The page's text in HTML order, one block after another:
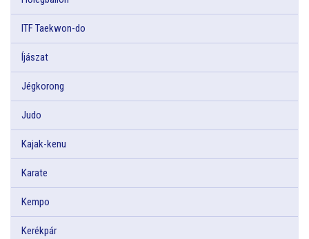
ITF Taekwon-do
Íjászat
Jégkorong
Judo
Kajak-kenu
Karate
Kempo
Kerékpár